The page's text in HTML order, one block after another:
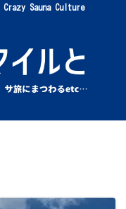
Sauna Culture